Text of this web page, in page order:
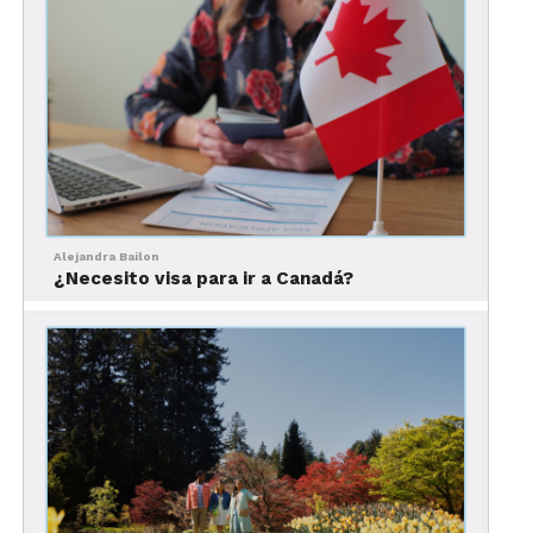
Qué hacer en la provincia de Quebec
La mejor temporada para visitar la provincia
depende de lo que estés buscando.
Durante la primavera (-1 – 8°C, cuando la nieve se
comienza a derretir y la temperatura comienza a
subir. En esta temporada, el imperdible es visitar a
las cabañas de azúcar y disfrutar del lado más
Alejandra Bailon
¿Necesito visa para ir a Canadá?